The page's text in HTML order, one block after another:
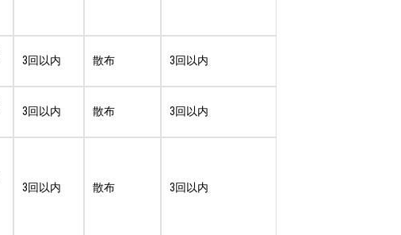
3回以内 散布 3回以内
3回以内 散布 3回以内
3回以内 散布 3回以内